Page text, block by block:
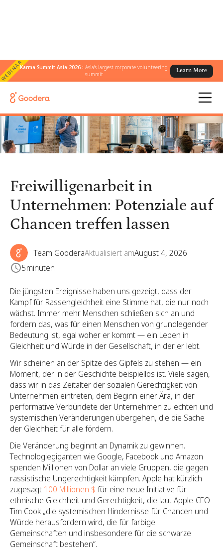
WEBINARKarma Summit Asia 2026 :Asia's largest corporate volunteering
summit
Learn More
← Alle Blogs
lassen
Freiwilligenarbeit in
Unternehmen: Potenziale auf
Chancen treffen lassen
Team GooderaAktualisiert amAugust 4, 2026
5minuten
Die jüngsten Ereignisse haben uns gezeigt, dass der
Kampf für Rassengleichheit eine Stimme hat, die nur noch
wächst. Immer mehr Menschen schließen sich an und
fordern das, was für einen Menschen von grundlegender
Bedeutung ist, egal woher er kommt — ein Leben in
Gleichheit und Würde in der Gesellschaft, in der er lebt.
Wir scheinen an der Spitze des Gipfels zu stehen — ein
Moment, der in der Geschichte beispiellos ist. Viele sagen,
dass wir in das Zeitalter der sozialen Gerechtigkeit von
Unternehmen eintreten, dem Beginn einer Ära, in der
performative Verbündete der Unternehmen zu echten und
systemischen Veränderungen übergehen, die die Sache
der Gleichheit für alle fördern.
Die Veränderung beginnt an Dynamik zu gewinnen.
Technologiegiganten wie Google, Facebook und Amazon
spenden Millionen von Dollar an viele Gruppen, die gegen
rassistische Ungerechtigkeit kämpfen. Apple hat kürzlich
zugesagt 100 Millionen $ für eine neue Initiative für
ethnische Gleichheit und Gerechtigkeit, die laut Apple-CEO
Tim Cook „die systemischen Hindernisse für Chancen und
Würde herausfordern wird, die für farbige
Gemeinschaften und insbesondere für die schwarze
Gemeinschaft bestehen“.